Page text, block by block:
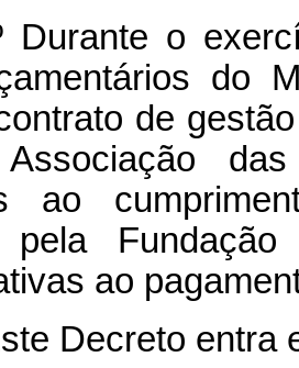
Durante o
do
de
Associação
ao
pela
ao
Decreto entra